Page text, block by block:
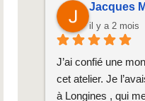
Jacques
il y a 2 mois
J’ai confié une
cet atelier. Je
à Longines , qui